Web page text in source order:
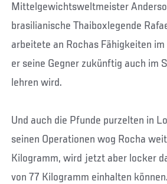
Mittelgewichtsweltmeister
brasilianische Thaiboxlegende
arbeitete an Rochas Fähigkeiten im
er seine Gegner zukünftig auch im
lehren wird.
Und auch die Pfunde purzelten in
seinen Operationen wog Rocha
Kilogramm, wird jetzt aber locker
von 77 Kilogramm einhalten